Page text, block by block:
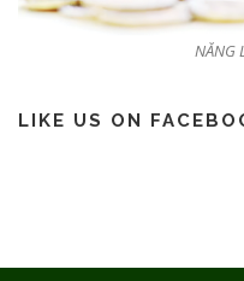
NĂNG
LIKE US ON